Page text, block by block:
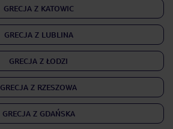
GRECJA Z KATOWIC
GRECJA Z LUBLINA
GRECJA Z ŁODZI
GRECJA Z RZESZOWA
GRECJA Z GDAŃSKA